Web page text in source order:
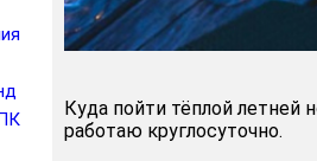
Куда пойти тёплой летней
работаю круглосуточно.